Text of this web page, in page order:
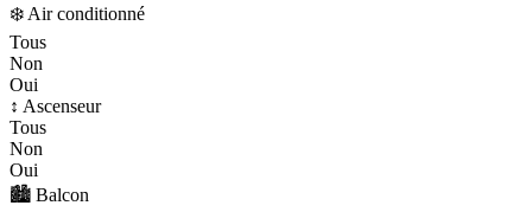
❄️ Air conditionné
Tous
Non
Oui
↕️ Ascenseur
Tous
Non
Oui
🏙️ Balcon